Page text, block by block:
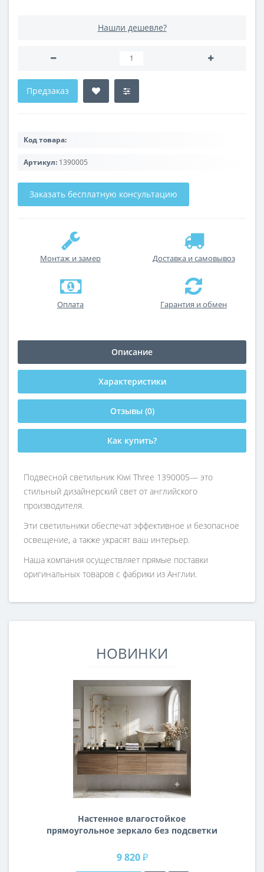
Нашли дешевле?
Предзаказ
Код товара:
Артикул: 1390005
Заказать бесплатную консультацию
Монтаж и замер Доставка и самовывоз
Оплата Гарантия и обмен
Описание
Характеристики
Отзывы (0)
Как купить?
Подвесной светильник Kiwi Three 1390005— это
стильный дизайнерский свет от английского
производителя.
Эти светильники обеспечат эффективное и безопасное
освещение, а также украсят ваш интерьер.
Наша компания осуществляет прямые поставки
оригинальных товаров с фабрики из Англии.
НОВИНКИ
Настенное влагостойкое
прямоугольное зеркало без подсветки
9 820 ₽